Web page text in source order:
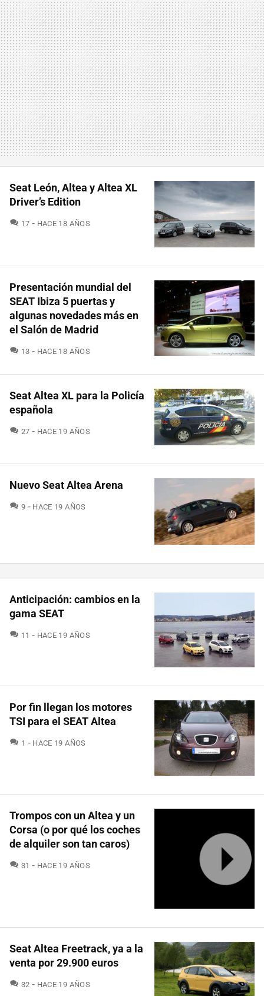
Seat León, Altea y Altea XL
Driver’s Edition
17 COMENTARIOS
HACE 18 AÑOS
Presentación mundial del
SEAT Ibiza 5 puertas y
algunas novedades más en
el Salón de Madrid
13 COMENTARIOS
HACE 18 AÑOS
Seat Altea XL para la Policía
española
27 COMENTARIOS
HACE 19 AÑOS
Nuevo Seat Altea Arena
9 COMENTARIOS
HACE 19 AÑOS
Anticipación: cambios en la
gama SEAT
11 COMENTARIOS
HACE 19 AÑOS
Por fin llegan los motores
TSI para el SEAT Altea
1 COMENTARIOS
HACE 19 AÑOS
Trompos con un Altea y un
Corsa (o por qué los coches
de alquiler son tan caros)
31 COMENTARIOS
HACE 19 AÑOS
Seat Altea Freetrack, ya a la
venta por 29.900 euros
32 COMENTARIOS
HACE 19 AÑOS